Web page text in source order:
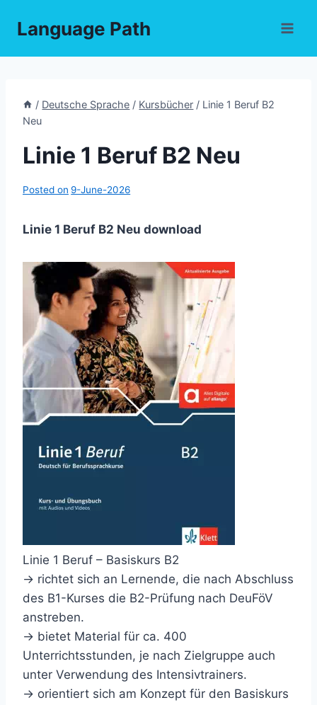
Language Path
/ Deutsche Sprache / Kursbücher / Linie 1 Beruf B2
Neu
Linie 1 Beruf B2 Neu
Posted on 9-June-2026
Linie 1 Beruf B2 Neu download
Linie 1 Beruf – Basiskurs B2
→ richtet sich an Lernende, die nach Abschluss
des B1-Kurses die B2-Prüfung nach DeuFöV
anstreben.
→ bietet Material für ca. 400
Unterrichtsstunden, je nach Zielgruppe auch
unter Verwendung des Intensivtrainers.
→ orientiert sich am Konzept für den Basiskurs